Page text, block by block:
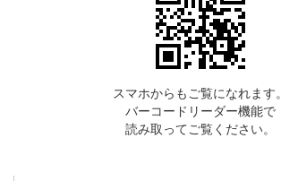
スマホからもご覧になれます。
バーコードリーダー機能で
読み取ってご覧ください。